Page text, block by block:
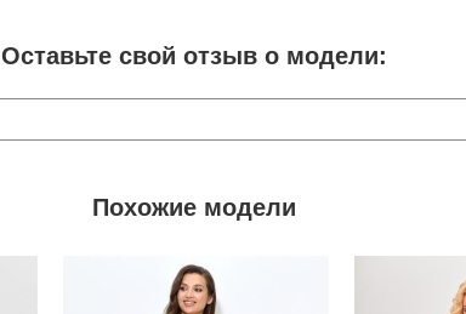
Оставьте свой отзыв о модели:
Похожие модели